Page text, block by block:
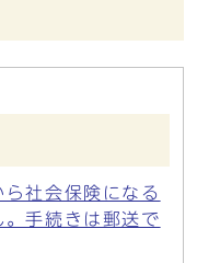
社会保険になる
手続きは郵送で